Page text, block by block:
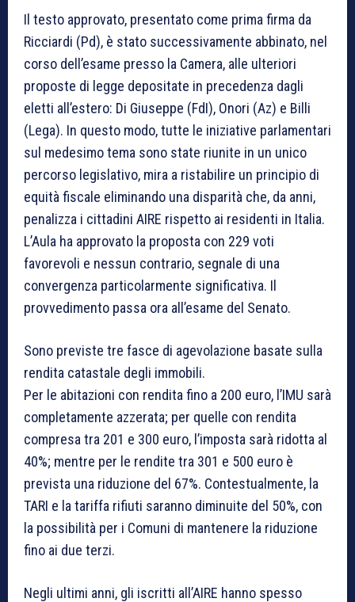
Il testo approvato, presentato come prima firma da
Ricciardi (Pd), è stato successivamente abbinato, nel
corso dell’esame presso la Camera, alle ulteriori
proposte di legge depositate in precedenza dagli
eletti all’estero: Di Giuseppe (FdI), Onori (Az) e Billi
(Lega). In questo modo, tutte le iniziative parlamentari
sul medesimo tema sono state riunite in un unico
percorso legislativo, mira a ristabilire un principio di
equità fiscale eliminando una disparità che, da anni,
penalizza i cittadini AIRE rispetto ai residenti in Italia.
L’Aula ha approvato la proposta con 229 voti
favorevoli e nessun contrario, segnale di una
convergenza particolarmente significativa. Il
provvedimento passa ora all’esame del Senato.
Sono previste tre fasce di agevolazione basate sulla
rendita catastale degli immobili.
Per le abitazioni con rendita fino a 200 euro, l’IMU sarà
completamente azzerata; per quelle con rendita
compresa tra 201 e 300 euro, l’imposta sarà ridotta al
40%; mentre per le rendite tra 301 e 500 euro è
prevista una riduzione del 67%. Contestualmente, la
TARI e la tariffa rifiuti saranno diminuite del 50%, con
la possibilità per i Comuni di mantenere la riduzione
fino ai due terzi.
Negli ultimi anni, gli iscritti all’AIRE hanno spesso